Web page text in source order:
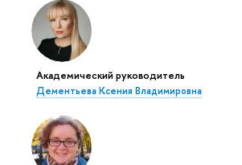
Академический руководитель
Дементьева Ксения Владимировна